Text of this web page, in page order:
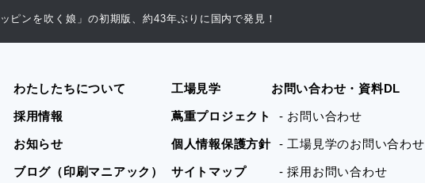
ッピンを吹く娘」の初期版、約43年ぶりに国内で発見！
わたしたちについて
採用情報
お知らせ
ブログ（印刷マニアック）
工場見学
蔦重プロジェクト
個人情報保護方針
サイトマップ
お問い合わせ・資料DL
- お問い合わせ
- 工場見学のお問い合わせ
- 採用お問い合わせ